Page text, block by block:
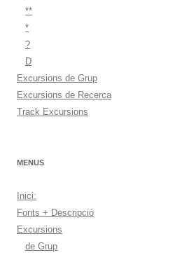
**
*
?
D
Excursions de Grup
Excursions de Recerca
Track Excursions
MENUS
Inici:
Fonts + Descripció
Excursions
de Grup